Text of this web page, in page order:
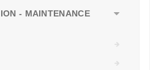
- MAINTENANCE